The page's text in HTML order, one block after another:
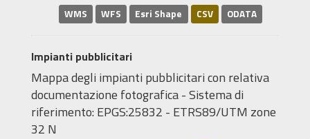
WMS WFS Esri Shape CSV ODATA
Impianti pubblicitari
Mappa degli impianti pubblicitari con relativa
documentazione fotografica - Sistema di
riferimento: EPGS:25832 - ETRS89/UTM zone
32 N